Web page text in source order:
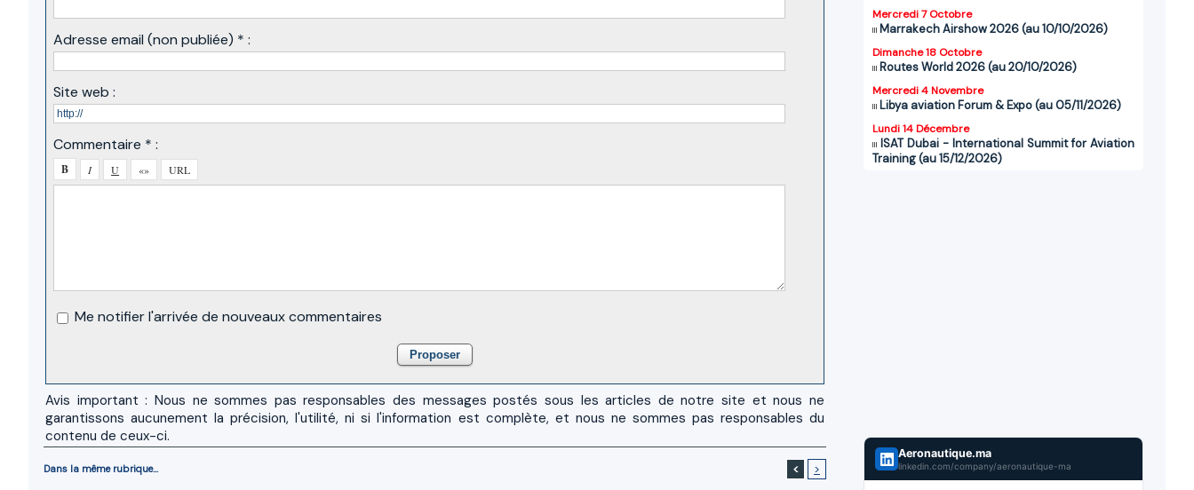
Adresse email (non publiée) * :
Site web :
Commentaire * :
Me notifier l'arrivée de nouveaux commentaires
Avis important : Nous ne sommes pas responsables des messages postés sous les articles de notre site et nous ne
garantissons aucunement la précision, l'utilité, ni si l'information est complète, et nous ne sommes pas responsables du
contenu de ceux-ci.
Dans la même rubrique... < >
Mercredi 7 Octobre
Marrakech Airshow 2026 (au 10/10/2026)
Dimanche 18 Octobre
Routes World 2026 (au 20/10/2026)
Mercredi 4 Novembre
Libya aviation Forum & Expo (au 05/11/2026)
Lundi 14 Décembre
ISAT Dubai - International Summit for Aviation
Training (au 15/12/2026)
Aeronautique.ma
linkedin.com/company/aeronautique-ma